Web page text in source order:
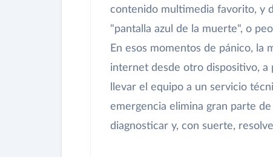
contenido multimedia favorito, y
"pantalla azul de la muerte", o
En esos momentos de pánico, la
internet desde otro dispositivo, a
llevar el equipo a un servicio
emergencia elimina gran parte
diagnosticar y, con suerte,